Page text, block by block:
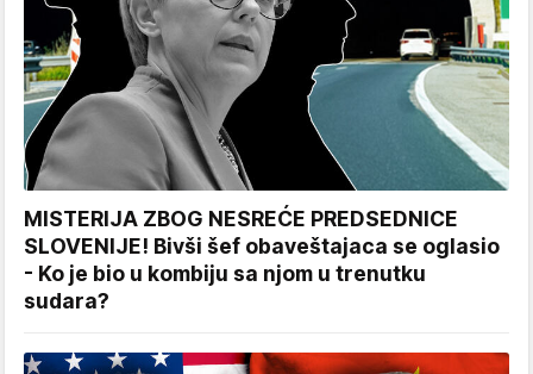
MISTERIJA ZBOG NESREĆE PREDSEDNICE
SLOVENIJE! Bivši šef obaveštajaca se oglasio
- Ko je bio u kombiju sa njom u trenutku
sudara?